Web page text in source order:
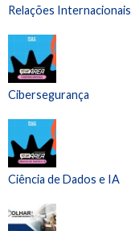
Relações Internacionais
Cibersegurança
Ciência de Dados e IA